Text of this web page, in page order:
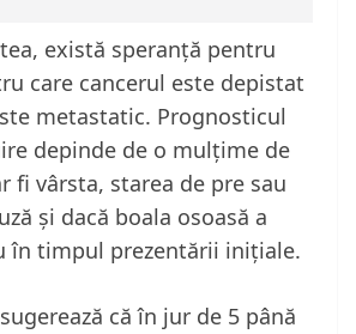
există speranță pentru
care cancerul este depistat
metastatic. Prognosticul
depinde de o mulțime de
fi vârsta, starea de pre sau
și dacă boala osoasă a
în timpul prezentării inițiale.
că în jur de 5 până